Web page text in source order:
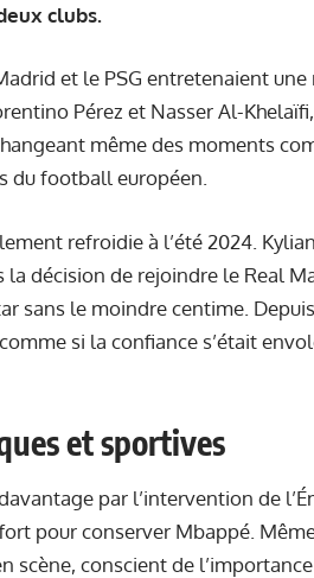
clubs.
et le PSG entretenaient
Pérez et Nasser Al-
même des moments
du football européen.
refroidie à l’été 2024.
la décision de rejoindre le Real
sans le moindre centime.
si la confiance s’était
et sportives
par l’intervention de
pour conserver Mbappé.
scène, conscient de